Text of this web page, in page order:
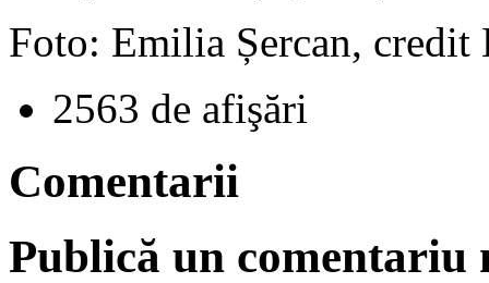
Foto: Emilia Șercan, credit
2563 de afişări
Comentarii
Publică un comentariu